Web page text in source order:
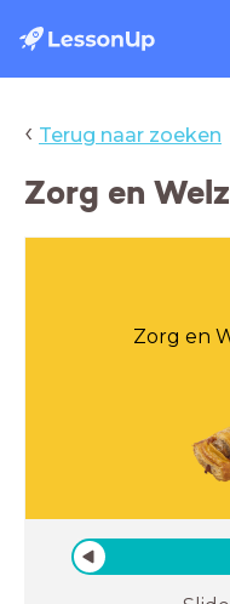
‹ Terug naar zoeken
Zorg en
Zorg en